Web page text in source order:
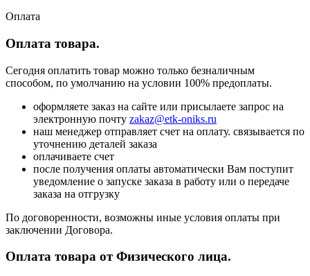
Оплата
Оплата товара.
Сегодня оплатить товар можно только безналичным
способом, по умолчанию на условии 100% предоплаты.
оформляете заказ на сайте или присылаете запрос на
электронную почту zakaz@etk-oniks.ru
наш менеджер отправляет счет на оплату. связывается по
уточнению деталей заказа
оплачиваете счет
после получения оплаты автоматически Вам поступит
уведомление о запуске заказа в работу или о передаче
заказа на отгрузку
По договоренности, возможны иные условия оплаты при
заключении Договора.
Оплата товара от Физического лица.